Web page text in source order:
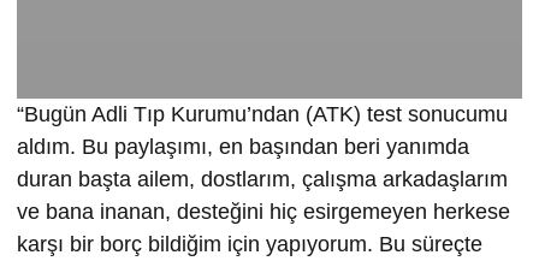
“Bugün Adli Tıp Kurumu’ndan (ATK) test sonucumu
aldım. Bu paylaşımı, en başından beri yanımda
duran başta ailem, dostlarım, çalışma arkadaşlarım
ve bana inanan, desteğini hiç esirgemeyen herkese
karşı bir borç bildiğim için yapıyorum. Bu süreçte